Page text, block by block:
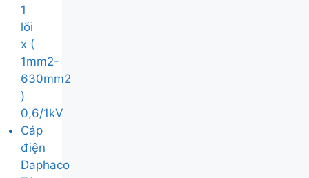
1
lõi
x (
1mm2-
630mm2
)
0,6/1kV
Cáp
điện
Daphaco